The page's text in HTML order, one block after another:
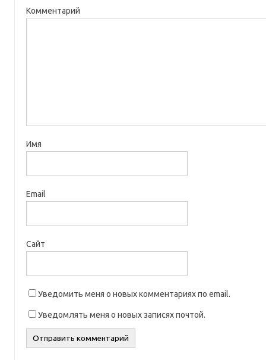
Комментарий
Имя
Email
Сайт
Уведомить меня о новых комментариях по email.
Уведомлять меня о новых записях почтой.